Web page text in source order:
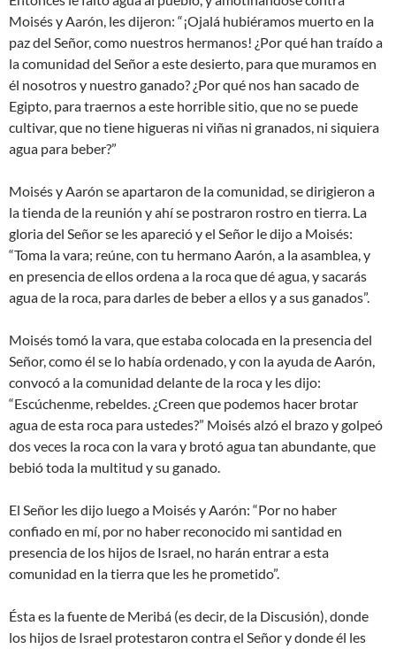
Moisés y Aarón, les dijeron: “¡Ojalá hubiéramos muerto en la
paz del Señor, como nuestros hermanos! ¿Por qué han traído a
la comunidad del Señor a este desierto, para que muramos en
él nosotros y nuestro ganado? ¿Por qué nos han sacado de
Egipto, para traernos a este horrible sitio, que no se puede
cultivar, que no tiene higueras ni viñas ni granados, ni siquiera
agua para beber?”
Moisés y Aarón se apartaron de la comunidad, se dirigieron a
la tienda de la reunión y ahí se postraron rostro en tierra. La
gloria del Señor se les apareció y el Señor le dijo a Moisés:
“Toma la vara; reúne, con tu hermano Aarón, a la asamblea, y
en presencia de ellos ordena a la roca que dé agua, y sacarás
agua de la roca, para darles de beber a ellos y a sus ganados”.
Moisés tomó la vara, que estaba colocada en la presencia del
Señor, como él se lo había ordenado, y con la ayuda de Aarón,
convocó a la comunidad delante de la roca y les dijo:
“Escúchenme, rebeldes. ¿Creen que podemos hacer brotar
agua de esta roca para ustedes?” Moisés alzó el brazo y golpeó
dos veces la roca con la vara y brotó agua tan abundante, que
bebió toda la multitud y su ganado.
El Señor les dijo luego a Moisés y Aarón: “Por no haber
confiado en mí, por no haber reconocido mi santidad en
presencia de los hijos de Israel, no harán entrar a esta
comunidad en la tierra que les he prometido”.
Ésta es la fuente de Meribá (es decir, de la Discusión), donde
los hijos de Israel protestaron contra el Señor y donde él les